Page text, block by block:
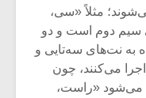
مثلاً «سی،
سیم دوم است و دو
به نت‌های سه‌تایی و
می‌کنند، چون
می‌شود «راست،